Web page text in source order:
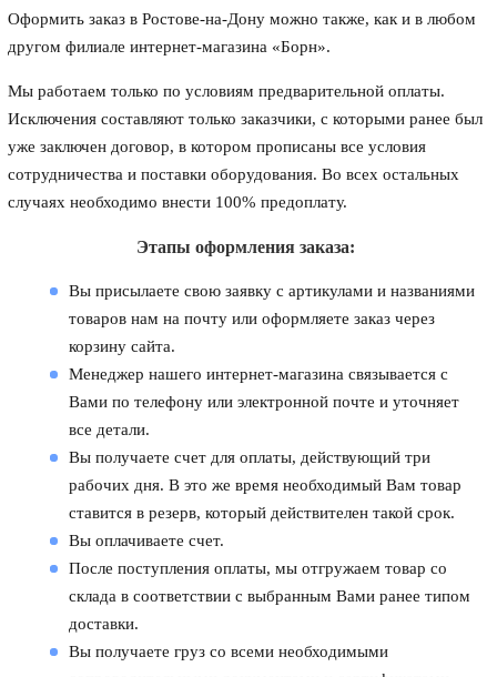
Оформить заказ в Ростове-на-Дону можно также, как и в любом
другом филиале интернет-магазина «Борн».
Мы работаем только по условиям предварительной оплаты.
Исключения составляют только заказчики, с которыми ранее был
уже заключен договор, в котором прописаны все условия
сотрудничества и поставки оборудования. Во всех остальных
случаях необходимо внести 100% предоплату.
Этапы оформления заказа:
Вы присылаете свою заявку с артикулами и названиями
товаров нам на почту или оформляете заказ через
корзину сайта.
Менеджер нашего интернет-магазина связывается с
Вами по телефону или электронной почте и уточняет
все детали.
Вы получаете счет для оплаты, действующий три
рабочих дня. В это же время необходимый Вам товар
ставится в резерв, который действителен такой срок.
Вы оплачиваете счет.
После поступления оплаты, мы отгружаем товар со
склада в соответствии с выбранным Вами ранее типом
доставки.
Вы получаете груз со всеми необходимыми